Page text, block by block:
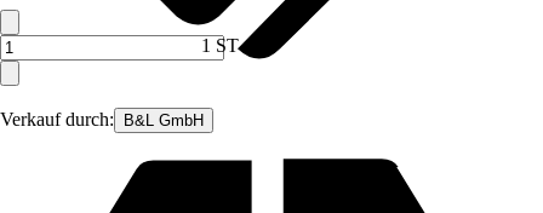
Verkauf durch: B&L GmbH
1 ST